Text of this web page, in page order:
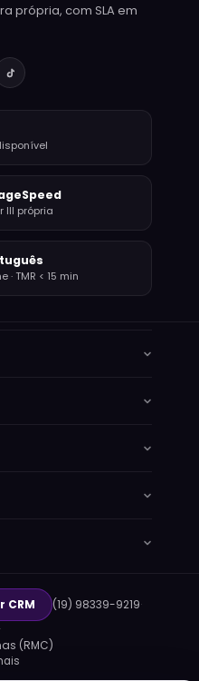
própria, com SLA em
III própria
TMR < 15 min
CRM (19) 98339-9219·
·
(RMC)
em segundos